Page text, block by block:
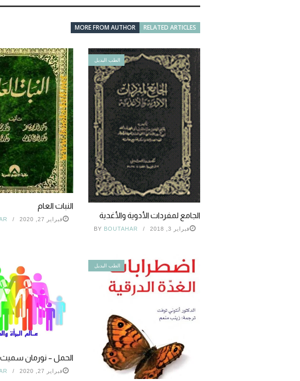
RELATED ARTICLES
MORE FROM AUTHOR
النبات العام
فبراير 27, 2020
الطب البديل
الجامع لمفردات الأدوية والأغدية
فبراير 3, 2018 BY BOUTAHAR
الحمل – نورمان سميث
فبراير 27, 2020
الطب البديل